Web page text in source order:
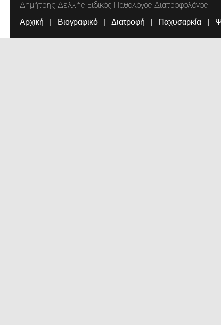
Δημήτρης Δελλής Ειδικός Παθολόγος Διατροφολόγος
Αρχική Βιογραφικό Διατροφή Παχυσαρκία